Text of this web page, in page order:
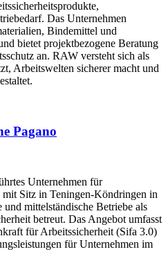
Das Unternehmen
Bindemittel und
bietet projektbezogene Beratung
an. RAW versteht sich als
Arbeitswelten sicherer macht und
Pagano
Unternehmen für
Sitz in Teningen-Köndringen in
mittelständische Betriebe als
betreut. Das Angebot umfasst
für Arbeitssicherheit (Sifa 3.0)
für Unternehmen im